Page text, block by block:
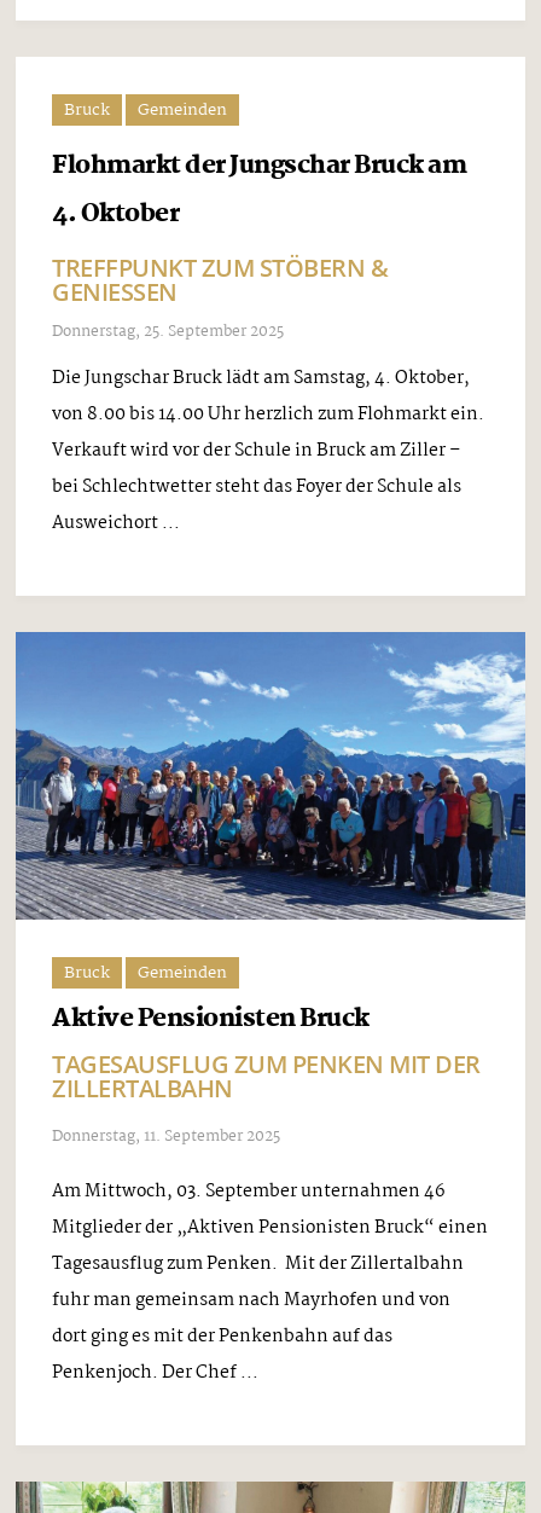
Bruck Gemeinden
Flohmarkt der Jungschar Bruck am
4. Oktober
TREFFPUNKT ZUM STÖBERN &
GENIESSEN
Donnerstag, 25. September 2025
Die Jungschar Bruck lädt am Samstag, 4. Oktober,
von 8.00 bis 14.00 Uhr herzlich zum Flohmarkt ein.
Verkauft wird vor der Schule in Bruck am Ziller –
bei Schlechtwetter steht das Foyer der Schule als
Ausweichort ...
Bruck Gemeinden
Aktive Pensionisten Bruck
TAGESAUSFLUG ZUM PENKEN MIT DER
ZILLERTALBAHN
Donnerstag, 11. September 2025
Am Mittwoch, 03. September unternahmen 46
Mitglieder der „Aktiven Pensionisten Bruck“ einen
Tagesausflug zum Penken. Mit der Zillertalbahn
fuhr man gemeinsam nach Mayrhofen und von
dort ging es mit der Penkenbahn auf das
Penkenjoch. Der Chef ...